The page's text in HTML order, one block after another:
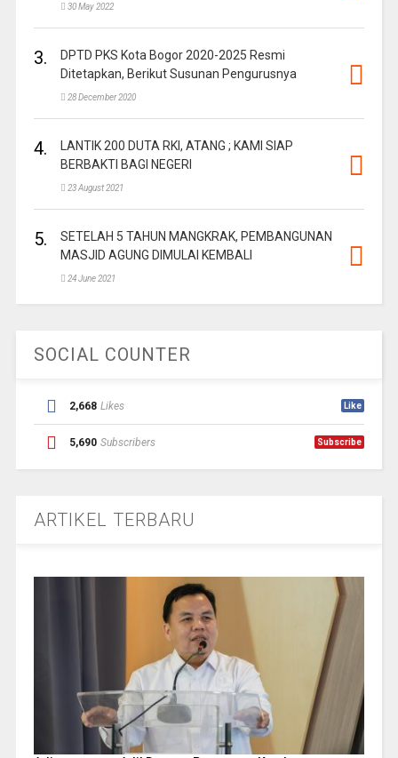
30 May 2022
3.
DPTD PKS Kota Bogor 2020-2025 Resmi
Ditetapkan, Berikut Susunan Pengurusnya
28 December 2020
4.
LANTIK 200 DUTA RKI, ATANG ; KAMI SIAP
BERBAKTI BAGI NEGERI
23 August 2021
5.
SETELAH 5 TAHUN MANGKRAK, PEMBANGUNAN
MASJID AGUNG DIMULAI KEMBALI
24 June 2021
SOCIAL COUNTER
2,668 Likes Like
5,690 Subscribers Subscribe
ARTIKEL TERBARU